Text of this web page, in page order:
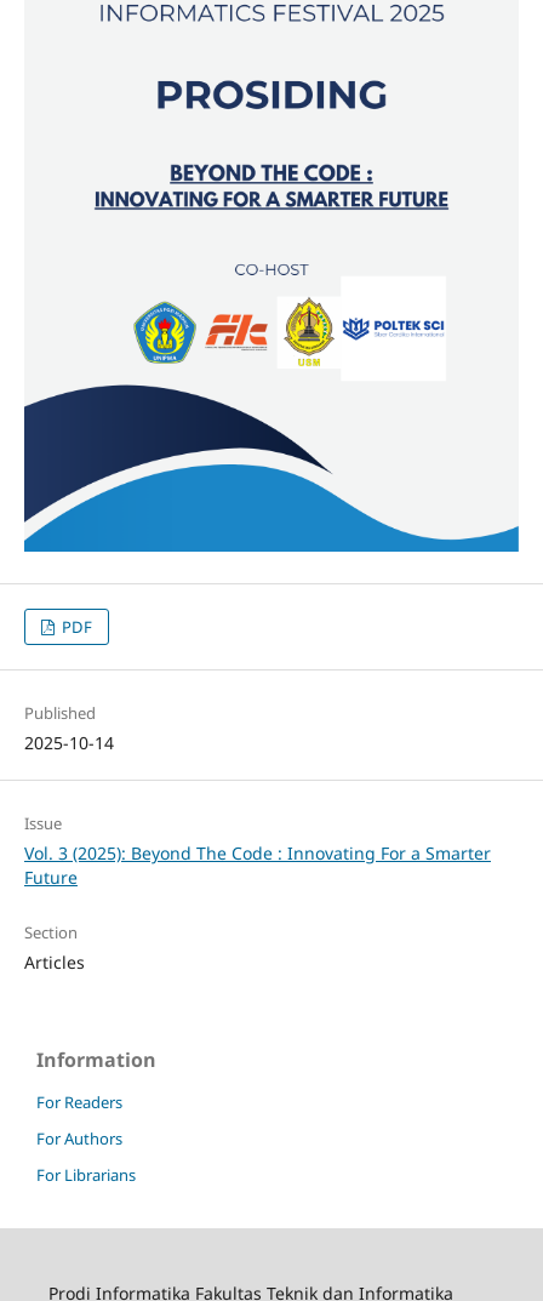
PDF
Published
2025-10-14
Issue
Vol. 3 (2025): Beyond The Code : Innovating For a Smarter
Future
Section
Articles
Information
For Readers
For Authors
For Librarians
Prodi Informatika Fakultas Teknik dan Informatika